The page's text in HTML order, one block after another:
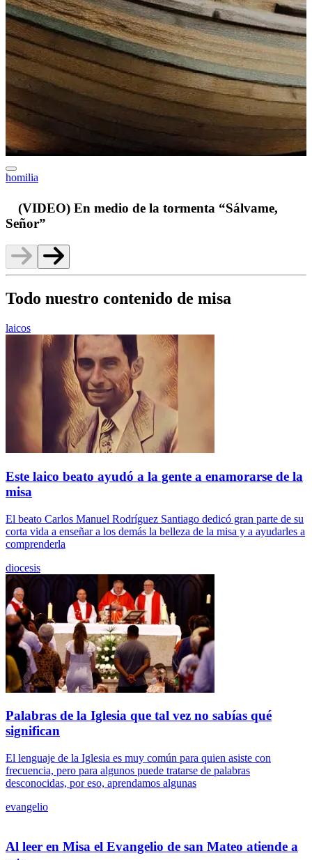
homilia
(VIDEO) En medio de la tormenta “Sálvame,
Señor”
Todo nuestro contenido de misa
laicos
Este laico beato ayudó a la gente a enamorarse de la
misa
El beato Carlos Manuel Rodríguez Santiago dedicó gran parte de su
corta vida a enseñar a los demás la belleza de la misa y a ayudarles a
comprenderla
diocesis
Palabras de la Iglesia que tal vez no sabías qué
significan
El lenguaje de la Iglesia es muy común para quien asiste con
frecuencia, pero para algunos puede tratarse de palabras
desconocidas, por eso, aprendamos algunas
evangelio
Al leer en Misa el Evangelio de san Mateo atiende a